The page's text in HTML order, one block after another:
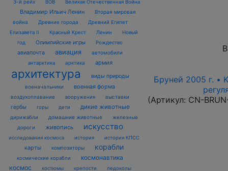
3-й рейх ВОВ Великая Отечественная Война
Владимир Ильич Ленин
Вторая мировая
война
Древние города
Древний Египет
Елизавета II
Красный Крест Ленин
Новый
год
Олимпийские игры Рождество
авиапочта авиация автомобили
антарктика арктика армия
архитектура виды природы
военачальники военная форма
воздухоплавание вооружения выставки
гербы горы дети дикие животные
дирижабли домашние животные
железные
дороги
живопись искусство
исследования космоса история история КПСС
карты композиторы корабли
космические корабли
космонавтика
космос
костюмы крепости
ледоколы
Бруней 2005 г. •
(Артикул: CN-